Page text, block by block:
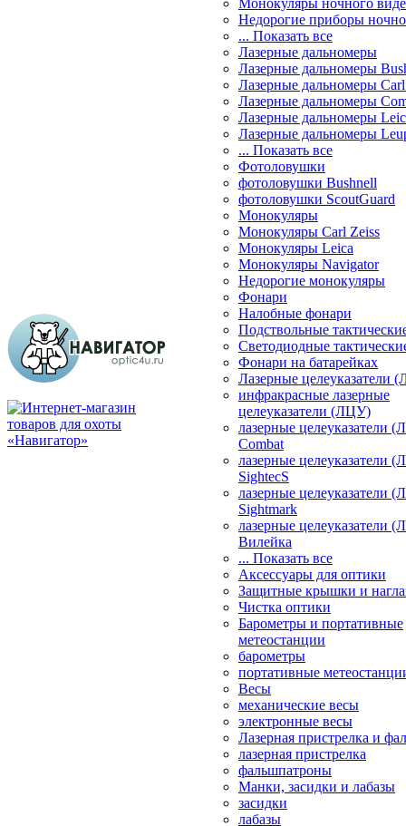
Монокуляры ночного
Недорогие приборы
... Показать все
Лазерные дальномеры
Лазерные дальномеры
Лазерные дальномеры
Лазерные дальномеры
Лазерные дальномеры
Лазерные дальномеры
... Показать все
Фотоловушки
фотоловушки Bushnell
фотоловушки ScoutGuard
Монокуляры
Монокуляры Carl Zeiss
Монокуляры Leica
Монокуляры Navigator
Недорогие монокуляры
Фонари
Налобные фонари
Подствольные
Светодиодные
Фонари на батарейках
Лазерные целеуказатели
инфракрасные лазерные
целеуказатели (ЛЦУ)
лазерные целеуказатели
Combat
лазерные целеуказатели
SightecS
лазерные целеуказатели
Sightmark
лазерные целеуказатели
Вилейка
... Показать все
Аксессуары для оптики
Защитные крышки и
Чистка оптики
Барометры и портативные
метеостанции
барометры
портативные
Весы
механические весы
электронные весы
Лазерная пристрелка и
лазерная пристрелка
фальшпатроны
Манки, засидки и лабазы
засидки
лабазы